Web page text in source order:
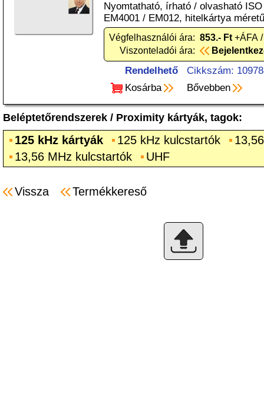
Nyomtatható, írható / olvasható
EM4001 / EM012, hitelkártya
Végfelhasználói ára: 853.- Ft +ÁFA
Viszonteladói ára:
Rendelhető
Cikkszám:
Kosárba
Bővebben
Beléptetőrendszerek / Proximity kártyák, tagok:
125 kHz kártyák 125 kHz kulcstartók
13,56 MHz kulcstartók
UHF
Vissza Termékkereső